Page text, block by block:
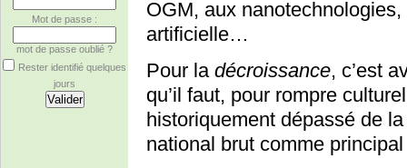
Mot de passe :
mot de passe oublié ?
Rester identifié quelques
jours
OGM, aux
artificielle…
Pour la décroissance, c’est
qu’il faut, pour rompre
historiquement dépassé de
national brut comme